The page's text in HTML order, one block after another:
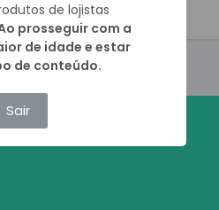
de lojistas
prosseguir com a
de idade e estar
de conteúdo.
Sair